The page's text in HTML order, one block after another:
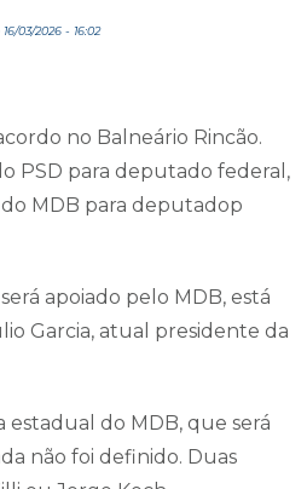
03/2026 - 16:02
no Balneário Rincão.
PSD para deputado federal,
MDB para deputadop
apoiado pelo MDB, está
Garcia, atual presidente da
estadual do MDB, que será
não foi definido. Duas